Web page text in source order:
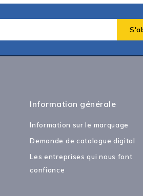
Information générale
Information sur le marquage
Demande de catalogue digital
Les entreprises qui nous font
confiance